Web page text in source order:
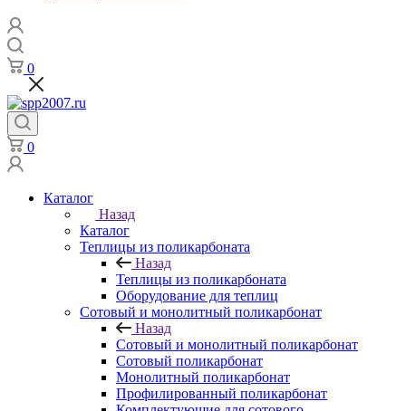
0
0
Каталог
Назад
Каталог
Теплицы из поликарбоната
Назад
Теплицы из поликарбоната
Оборудование для теплиц
Сотовый и монолитный поликарбонат
Назад
Сотовый и монолитный поликарбонат
Сотовый поликарбонат
Монолитный поликарбонат
Профилированный поликарбонат